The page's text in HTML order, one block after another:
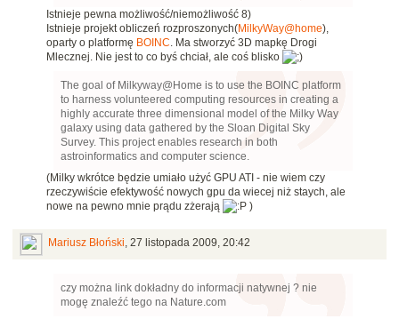
Istnieje pewna możliwość/niemożliwość 8)
Istnieje projekt obliczeń rozproszonych(MilkyWay@home),
oparty o platformę BOINC. Ma stworzyć 3D mapkę Drogi
Mlecznej. Nie jest to co byś chciał, ale coś blisko
The goal of Milkyway@Home is to use the BOINC platform
to harness volunteered computing resources in creating a
highly accurate three dimensional model of the Milky Way
galaxy using data gathered by the Sloan Digital Sky
Survey. This project enables research in both
astroinformatics and computer science.
(Milky wkrótce będzie umiało użyć GPU ATI - nie wiem czy
rzeczywiście efektywość nowych gpu da wiecej niż staych, ale
nowe na pewno mnie prądu zżerają
)
Mariusz Błoński, 27 listopada 2009, 20:42
czy można link dokładny do informacji natywnej ? nie
mogę znaleźć tego na Nature.com